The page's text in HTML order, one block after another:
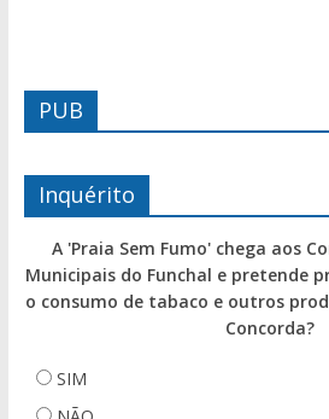
PUB
Inquérito
A 'Praia Sem Fumo' chega aos
Municipais do Funchal e pretende
o consumo de tabaco e outros
Concorda?
SIM